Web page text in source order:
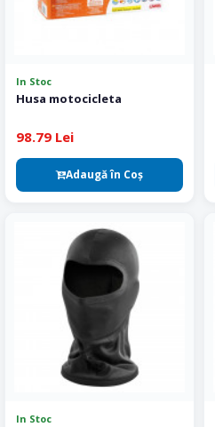
In Stoc
Husa motocicleta
98.79 Lei
Adaugă în Coş
In Stoc